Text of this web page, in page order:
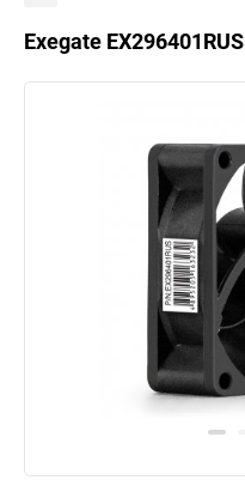
Exegate EX296401RUS